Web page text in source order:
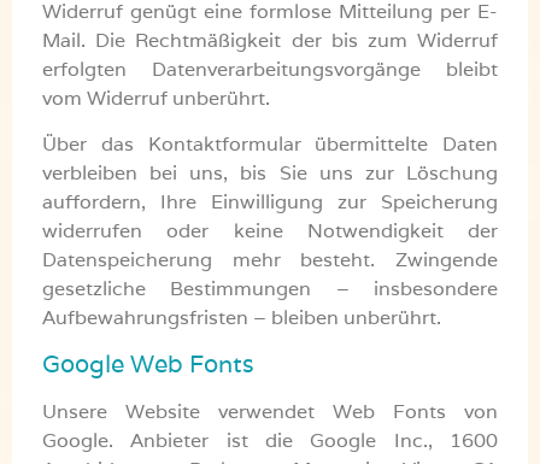
Widerruf genügt eine formlose Mitteilung per E-
Mail. Die Rechtmäßigkeit der bis zum Widerruf
erfolgten Datenverarbeitungsvorgänge bleibt
vom Widerruf unberührt.
Über das Kontaktformular übermittelte Daten
verbleiben bei uns, bis Sie uns zur Löschung
auffordern, Ihre Einwilligung zur Speicherung
widerrufen oder keine Notwendigkeit der
Datenspeicherung mehr besteht. Zwingende
gesetzliche Bestimmungen – insbesondere
Aufbewahrungsfristen – bleiben unberührt.
Google Web Fonts
Unsere Website verwendet Web Fonts von
Google. Anbieter ist die Google Inc., 1600